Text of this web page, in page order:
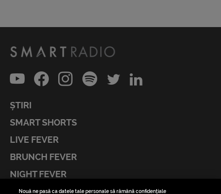
ȘTIRI
SMART SHORTS
LIVE FEVER
BRUNCH FEVER
NIGHT FEVER
LIVE FEVER CONCERT
Nouă ne pasă ca datele tale personale să rămână confidențiale